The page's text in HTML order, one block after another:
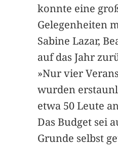
konnte eine
Gelegenheiten
Sabine Lazar,
auf das Jahr
»Nur vier
wurden
etwa 50 Leute
Das Budget sei
Grunde selbst